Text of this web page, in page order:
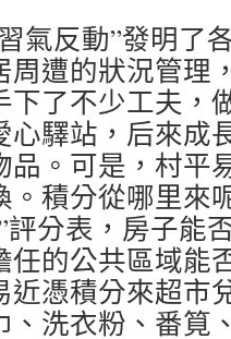
氣反動”發明了
周遭的狀況管理
下了不少工夫，
心驛站，后來成
品。可是，村平
。積分從哪里來
評分表，房子能
任的公共區域能
近憑積分來超市
、洗衣粉、番筧